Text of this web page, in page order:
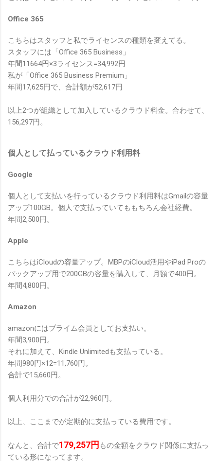
Office 365
こちらはスタッフと私でライセンスの種類を変えてる。
スタッフには「Office 365 Business」
年間11664円×3ライセンス=34,992円
私が「Office 365 Business Premium」
年間17,625円で、合計額が52,617円
以上2つが組織として加入しているクラウド料金。合わせて、
156,297円。
個人として払っているクラウド利用料
Google
個人として支払いを行っているクラウド利用料はGmailの容量
アップ100GB。個人で支払っていてももちろん会社経費。
年間2,500円。
Apple
こちらはiCloudの容量アップ。MBPのiCloud活用やiPad Proの
バックアップ用で200GBの容量を購入して、月額で400円。
年間4,800円。
Amazon
amazonにはプライム会員としてお支払い。
年間3,900円。
それに加えて、Kindle Unlimitedも支払っている。
年間980円×12=11,760円。
合計で15,660円。
個人利用分での合計が22,960円。
以上、ここまでが定期的に支払っている費用です。
なんと、合計で179,257円 もの金額をクラウド関係に支払っ
ている形になってます。